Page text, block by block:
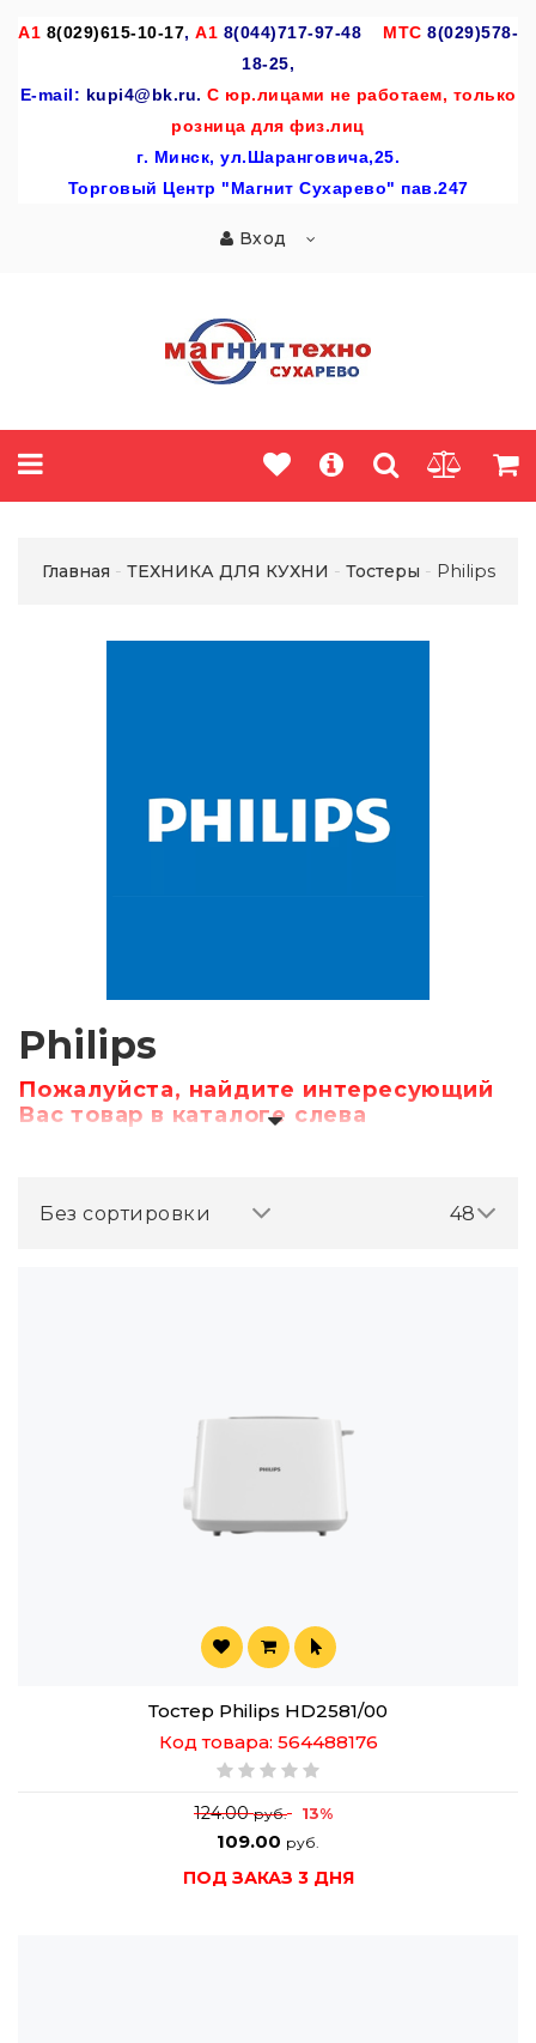
A1 8(029)615-10-17, А1 8(044)717-97-48 МТС 8(029)578-
18-25,
E-mail: kupi4@bk.ru. С юр.лицами не работаем, только
розница для физ.лиц
г. Минск, ул.Шаранговича,25.
Торговый Центр "Магнит Сухарево" пав.247
Вход
Главная ТЕХНИКА ДЛЯ КУХНИ Тостеры Philips
Philips
Пожалуйста, найдите интересующий
Вас товар в каталоге слева
48
Без сортировки
Тостер Philips HD2581/00
Код товара: 564488176
124.00руб. 13%
109.00 руб.
ПОД ЗАКАЗ 3 ДНЯ